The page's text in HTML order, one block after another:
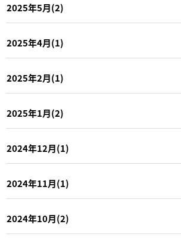
2025年5月(2)
2025年4月(1)
2025年2月(1)
2025年1月(2)
2024年12月(1)
2024年11月(1)
2024年10月(2)